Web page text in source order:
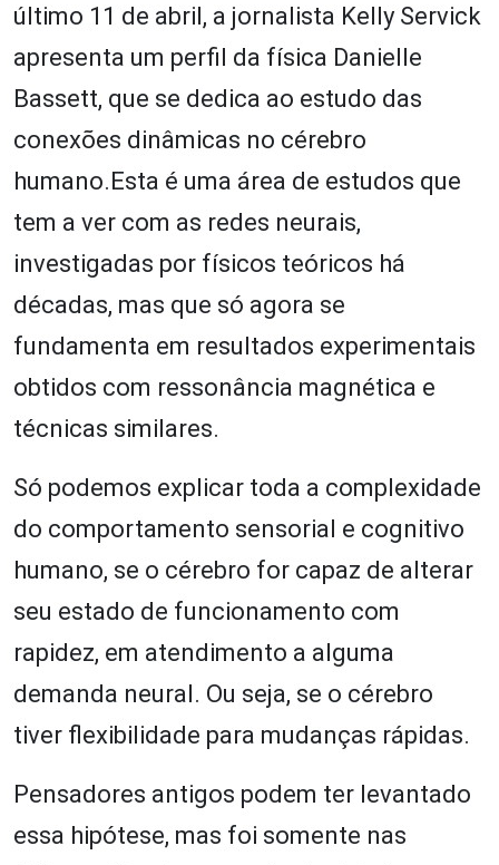
último 11 de abril, a jornalista Kelly Servick
apresenta um perfil da física Danielle
Bassett, que se dedica ao estudo das
conexões dinâmicas no cérebro
humano.Esta é uma área de estudos que
tem a ver com as redes neurais,
investigadas por físicos teóricos há
décadas, mas que só agora se
fundamenta em resultados experimentais
obtidos com ressonância magnética e
técnicas similares.
Só podemos explicar toda a complexidade
do comportamento sensorial e cognitivo
humano, se o cérebro for capaz de alterar
seu estado de funcionamento com
rapidez, em atendimento a alguma
demanda neural. Ou seja, se o cérebro
tiver flexibilidade para mudanças rápidas.
Pensadores antigos podem ter levantado
essa hipótese, mas foi somente nas